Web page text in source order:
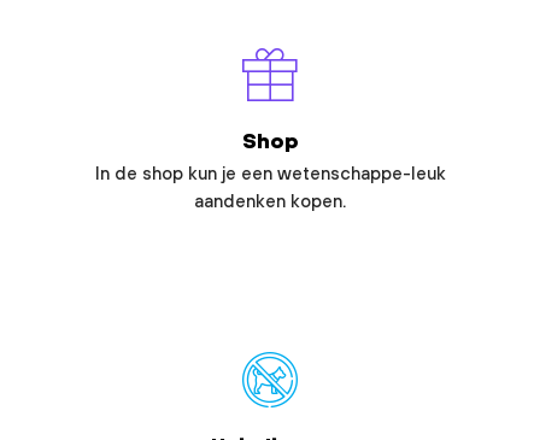
Shop
In de shop kun je een wetenschappe-leuk
aandenken kopen.